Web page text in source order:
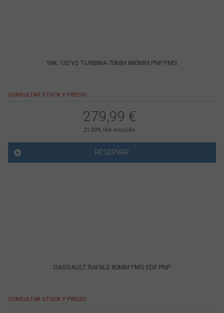
YAK 130 V2 TURBINA 70MM 880MM PNP FMS
CONSULTAR STOCK Y PRECIO
279,99 €
21.00% IVA incluido
RESERVAR
DASSAULT RAFALE 80MM FMS EDF PNP
CONSULTAR STOCK Y PRECIO